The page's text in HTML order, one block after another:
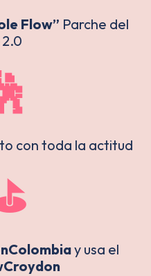
Flow” Parche del
con toda la actitud
y usa el